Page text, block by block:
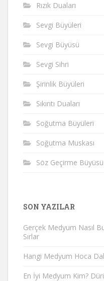
Rızık Duaları
Sevgi Büyüleri
Sevgi Büyüsü
Sevgi Sihri
Şirinlik Büyüleri
Sıkıntı Duaları
Soğutma Büyüleri
Soğutma Muskası
Söz Geçirme Büyüsü
SON YAZILAR
Gerçek Medyum Nasıl
Sırlar
Hangi Medyum Hoca
En İyi Medyum Kim?